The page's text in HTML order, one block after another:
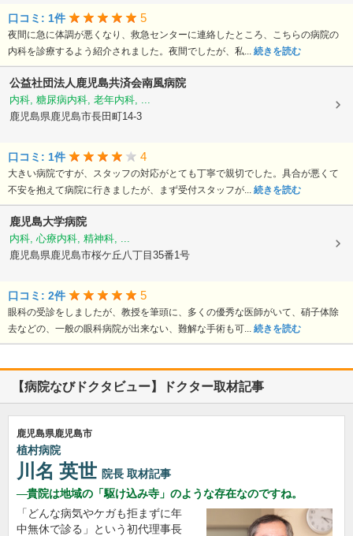
口コミ: 1件 5
夜間に急に体調が悪くなり、救急センターに連絡したところ、こちらの病院の
内科を診療するよう紹介されました。夜間でしたが、私... 続きを読む
公益社団法人鹿児島共済会南風病院
内科, 糖尿病内科, 老年内科, ...
鹿児島県鹿児島市長田町14-3
口コミ: 1件 4
大きい病院ですが、スタッフの対応がとても丁寧で親切でした。具合が悪くて
不安を抱えて病院に行きましたが、まず受付スタッフが... 続きを読む
鹿児島大学病院
内科, 心療内科, 精神科, ...
鹿児島県鹿児島市桜ケ丘八丁目35番1号
口コミ: 2件 5
眼科の受診をしましたが、教授を筆頭に、多くの優秀な医師がいて、硝子体除
去などの、一般の眼科病院が出来ない、難解な手術も可... 続きを読む
【病院なびドクタビュー】ドクター取材記事
鹿児島県鹿児島市
植村病院
川名 英世 院長 取材記事
貴院は地域の「駆け込み寺」のような存在なのですね。
「どんな病気やケガも拒まずに年
中無休で診る」という初代理事長